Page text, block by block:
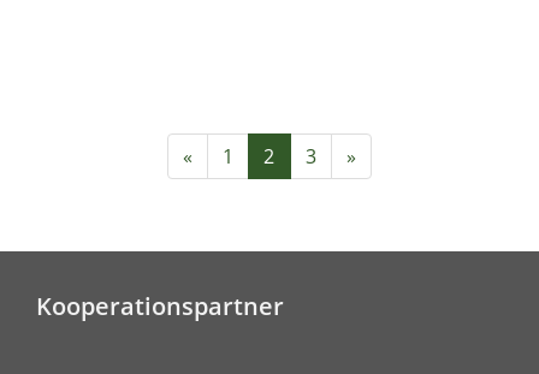
« 1 2 3 »
Kooperationspartner